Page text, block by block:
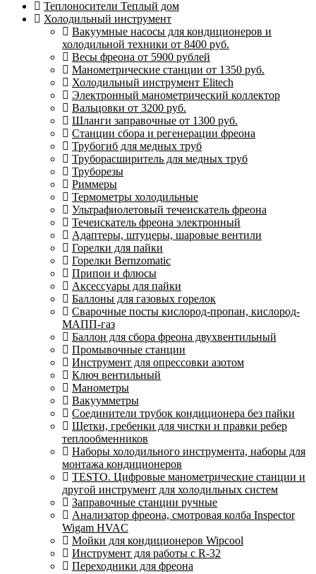
Теплоносители Теплый дом
Холодильный инструмент
Вакуумные насосы для кондиционеров и
холодильной техники от 8400 руб.
Весы фреона от 5900 рублей
Манометрические станции от 1350 руб.
Холодильный инструмент Elitech
Электронный манометрический коллектор
Вальцовки от 3200 руб.
Шланги заправочные от 1300 руб.
Станции сбора и регенерации фреона
Трубогиб для медных труб
Труборасширитель для медных труб
Труборезы
Риммеры
Термометры холодильные
Ультрафиолетовый течеискатель фреона
Течеискатель фреона электронный
Адаптеры, штуцеры, шаровые вентили
Горелки для пайки
Горелки Bernzomatic
Припои и флюсы
Аксессуары для пайки
Баллоны для газовых горелок
Сварочные посты кислород-пропан, кислород-
МАПП-газ
Баллон для сбора фреона двухвентильный
Промывочные станции
Инструмент для опрессовки азотом
Ключ вентильный
Манометры
Вакуумметры
Соединители трубок кондиционера без пайки
Щетки, гребенки для чистки и правки ребер
теплообменников
Наборы холодильного инструмента, наборы для
монтажа кондиционеров
TESTO. Цифровые манометрические станции и
другой инструмент для холодильных систем
Заправочные станции ручные
Анализатор фреона, смотровая колба Inspector
Wigam HVAC
Мойки для кондиционеров Wipcool
Инструмент для работы с R-32
Переходники для фреона